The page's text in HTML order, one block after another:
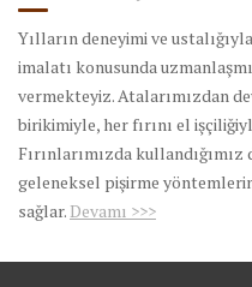
Yılların deneyimi ve
imalatı konusunda
vermekteyiz. Atalarımızdan
birikimiyle, her fırını el
Fırınlarımızda
geleneksel pişirme
sağlar. Devamı >>>